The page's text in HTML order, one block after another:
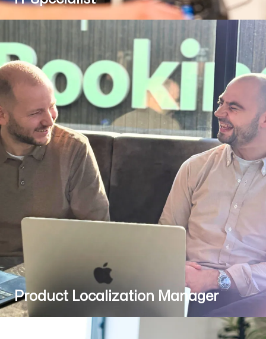
Product Localization Manager